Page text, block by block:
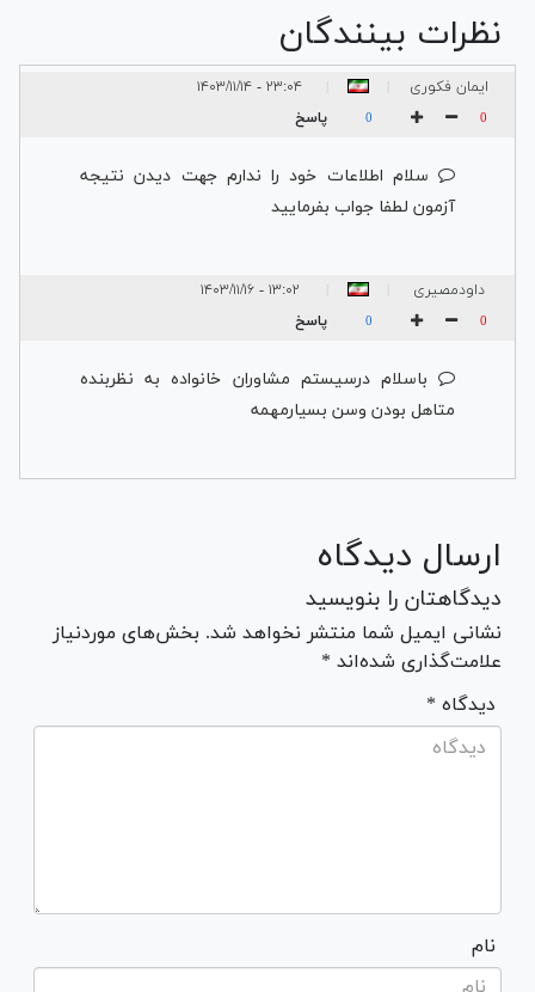
نظرات بینندگان
ایمان فکوری
نسب
۲۳:۰۴ - ۱۴۰۳/۱۱/۱۴
0
0 پاسخ
سلام اطلاعات خود را ندارم جهت دیدن نتیجه
آزمون لطفا جواب بفرمایید
داودمصیری ۱۳:۰۲ - ۱۴۰۳/۱۱/۱۶
0
0 پاسخ
باسلام درسیستم مشاوران خانواده به نظربنده
متاهل بودن وسن بسیارمهمه
ارسال دیدگاه
دیدگاهتان را بنویسید
نشانی ایمیل شما منتشر نخواهد شد. بخش‌های موردنیاز
علامت‌گذاری شده‌اند *
* دیدگاه
نام